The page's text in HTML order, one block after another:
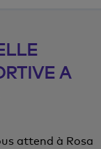
A
attend à Rosa